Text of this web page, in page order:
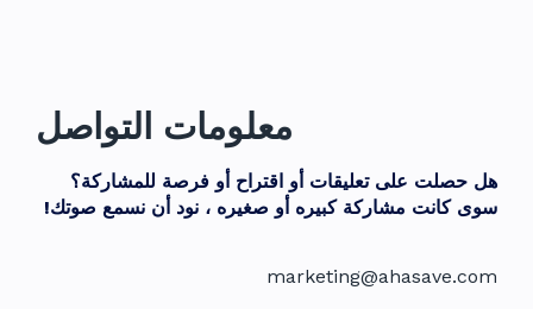
معلومات التواصل
هل حصلت على تعليقات أو اقتراح أو فرصة للمشاركة؟
سوى كانت مشاركة كبيره أو صغيره ، نود أن نسمع صوتك!
marketing@ahasave.com